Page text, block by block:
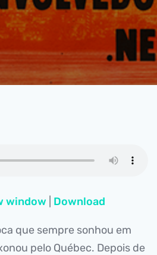
window Download
que sempre sonhou em
pelo Québec. Depois de